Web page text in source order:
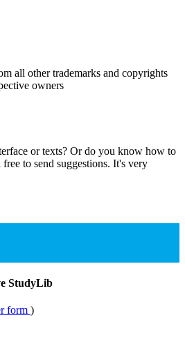
all other trademarks and copyrights
owners
or texts? Or do you know how to
to send suggestions. It's very
StudyLib
form )